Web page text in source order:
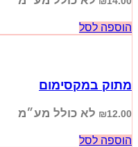
הוספה לסל
מתוק במקסימום
₪12.00 לא כולל מע״מ
הוספה לסל